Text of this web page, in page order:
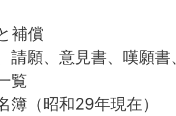
補償
請願、意見書、嘆願
覧
簿（昭和29年現在）